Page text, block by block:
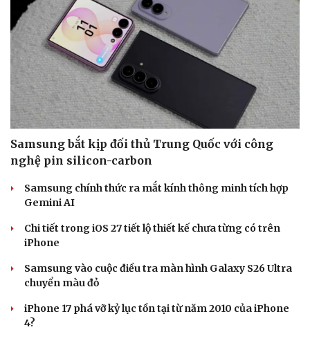
Samsung bắt kịp đối thủ Trung Quốc với công
nghệ pin silicon-carbon
Samsung chính thức ra mắt kính thông minh tích hợp
Gemini AI
Chi tiết trong iOS 27 tiết lộ thiết kế chưa từng có trên
iPhone
Samsung vào cuộc điều tra màn hình Galaxy S26 Ultra
chuyển màu đỏ
iPhone 17 phá vỡ kỷ lục tồn tại từ năm 2010 của iPhone
4?